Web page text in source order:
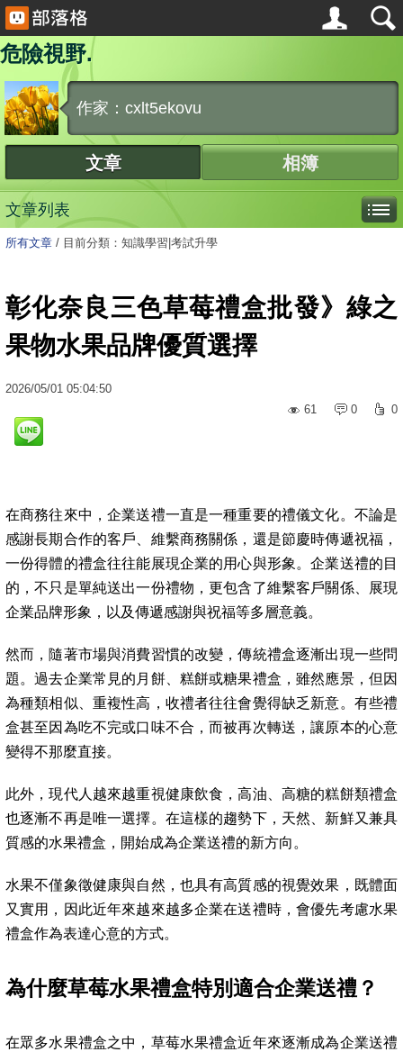
危險視野.
作家：cxlt5ekovu
文章 相簿
文章列表
所有文章 / 目前分類：知識學習|考試升學
彰化奈良三色草莓禮盒批發》綠之
果物水果品牌優質選擇
2026/05/01 05:04:50
61
0 0
在商務往來中，企業送禮一直是一種重要的禮儀文化。不論是
感謝長期合作的客戶、維繫商務關係，還是節慶時傳遞祝福，
一份得體的禮盒往往能展現企業的用心與形象。企業送禮的目
的，不只是單純送出一份禮物，更包含了維繫客戶關係、展現
企業品牌形象，以及傳遞感謝與祝福等多層意義。
然而，隨著市場與消費習慣的改變，傳統禮盒逐漸出現一些問
題。過去企業常見的月餅、糕餅或糖果禮盒，雖然應景，但因
為種類相似、重複性高，收禮者往往會覺得缺乏新意。有些禮
盒甚至因為吃不完或口味不合，而被再次轉送，讓原本的心意
變得不那麼直接。
此外，現代人越來越重視健康飲食，高油、高糖的糕餅類禮盒
也逐漸不再是唯一選擇。在這樣的趨勢下，天然、新鮮又兼具
質感的水果禮盒，開始成為企業送禮的新方向。
水果不僅象徵健康與自然，也具有高質感的視覺效果，既體面
又實用，因此近年來越來越多企業在送禮時，會優先考慮水果
禮盒作為表達心意的方式。
為什麼草莓水果禮盒特別適合企業送禮？
在眾多水果禮盒之中，草莓水果禮盒近年來逐漸成為企業送禮